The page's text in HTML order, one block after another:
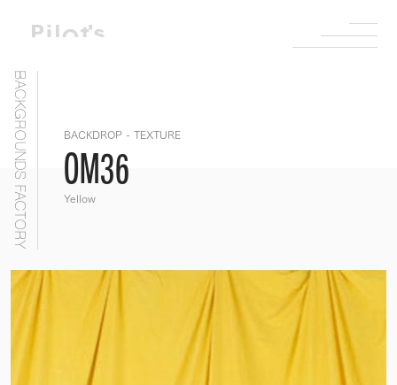
BACKGROUNDS FACTORY BACKDROP - TEXTURE
OM36
Yellow